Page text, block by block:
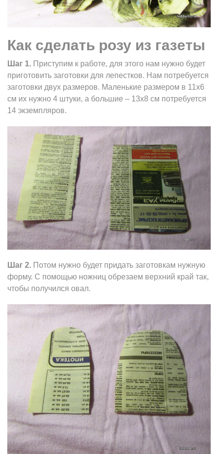
Как сделать розу из газеты
Шаг 1. Приступим к работе, для этого нам нужно будет
приготовить заготовки для лепестков. Нам потребуется
заготовки двух размеров. Маленькие размером в 11х6
см их нужно 4 штуки, а большие – 13х8 см потребуется
14 экземпляров.
Шаг 2. Потом нужно будет придать заготовкам нужную
форму. С помощью ножниц обрезаем верхний край так,
чтобы получился овал.